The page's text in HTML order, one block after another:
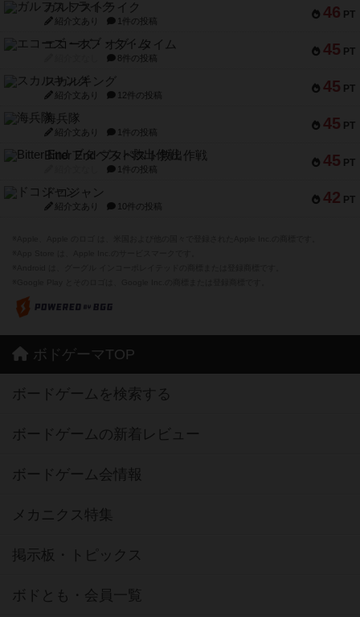
46 PT
ガルフストライク
紹介文あり 1件の投稿
45 PT
エコーズ・オブ・タイム
8件の投稿
45 PT
スカルキング
紹介文あり 12件の投稿
45 PT
海兵隊
紹介文あり 1件の投稿
45 PT
Bitter End ブタペスト救出作戦
1件の投稿
42 PT
ドコジャン
紹介文あり 10件の投稿
ボドゲーマTOP
ボードゲームを検索する
ボードゲームの新着レビュー
ボードゲーム会情報
メカニクス特集
掲示板・トピックス
ボドとも・会員一覧